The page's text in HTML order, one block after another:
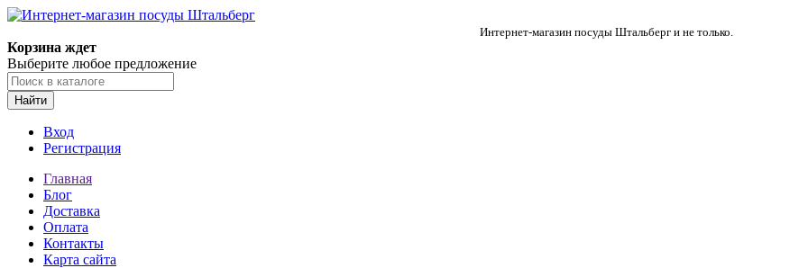
Интернет-магазин посуды Штальберг и не только.
Корзина ждет
Выберите любое предложение
Найти
Вход
Регистрация
Главная
Блог
Доставка
Оплата
Контакты
Карта сайта